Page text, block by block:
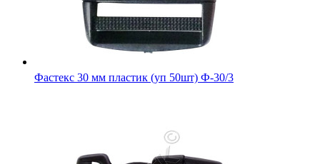
Фастекс 30 мм пластик (уп 50шт) Ф-30/3